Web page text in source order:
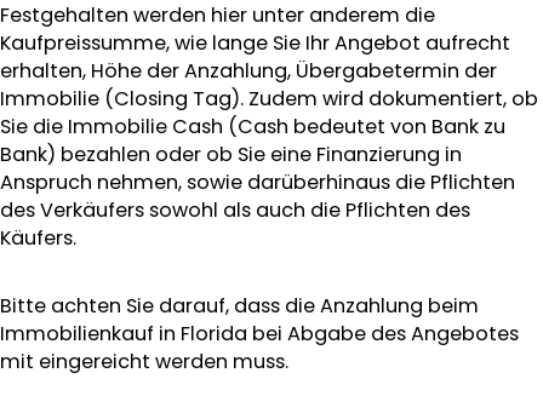
Festgehalten werden hier unter anderem die
Kaufpreissumme, wie lange Sie Ihr Angebot aufrecht
erhalten, Höhe der Anzahlung, Übergabetermin der
Immobilie (Closing Tag). Zudem wird dokumentiert, ob
Sie die Immobilie Cash (Cash bedeutet von Bank zu
Bank) bezahlen oder ob Sie eine Finanzierung in
Anspruch nehmen, sowie darüberhinaus die Pflichten
des Verkäufers sowohl als auch die Pflichten des
Käufers.
Bitte achten Sie darauf, dass die Anzahlung beim
Immobilienkauf in Florida bei Abgabe des Angebotes
mit eingereicht werden muss.